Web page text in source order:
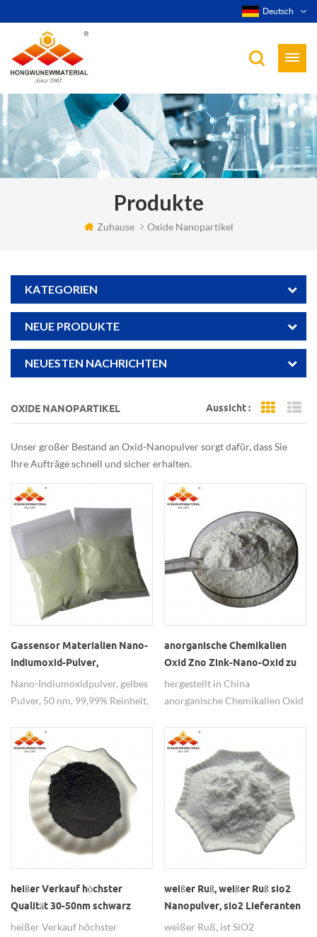
Deutsch
Produkte
Zuhause Oxide Nanopartikel
KATEGORIEN
NEUE PRODUKTE
NEUESTEN NACHRICHTEN
OXIDE NANOPARTIKEL Aussicht : Grid
Unser großer Bestand an Oxid-Nanopulver sorgt dafür, dass Sie
Ihre Aufträge schnell und sicher erhalten.
Gassensor Materialien Nano-
Indiumoxid-Pulver,
Halbleitermaterialien gelb
in2o3 Pulver
Nano-Indiumoxidpulver, gelbes
Pulver, 50 nm, 99,99% Reinheit,
Gassensormaterialien.
anorganische Chemikalien
Oxid Zno Zink-Nano-Oxid zu
verkaufen
hergestellt in China
anorganische Chemikalien Oxid
verkaufen.
heißer Verkauf höchster
Qualität 30-50nm schwarz
Kupferoxid Pulver Preis
heißer Verkauf höchster
weißer Ruß, weißer Ruß sio2
Nanopulver, sio2 Lieferanten
weißer Ruß, ist SiO2